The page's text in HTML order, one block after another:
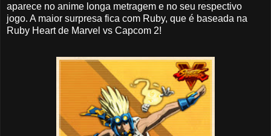
aparece no anime longa metragem e no seu respectivo
jogo. A maior surpresa fica com Ruby, que é baseada na
Ruby Heart de Marvel vs Capcom 2!